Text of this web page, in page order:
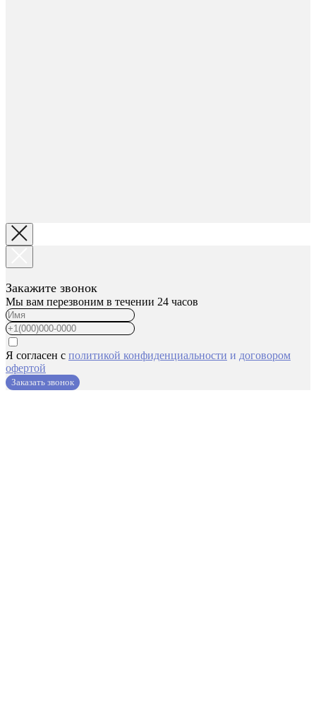
Закажите звонок
Мы вам перезвоним в течении 24 часов
Я согласен с политикой конфиденциальности и договором
офертой
Заказать звонок